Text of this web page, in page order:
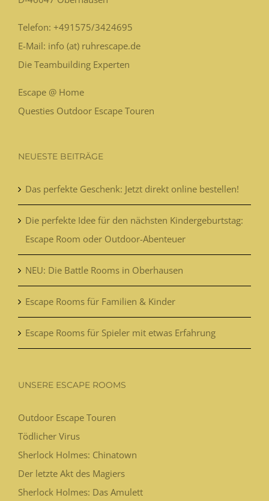
Telefon: +491575/3424695
E-Mail: info (at) ruhrescape.de
Die Teambuilding Experten
Escape @ Home
Questies Outdoor Escape Touren
NEUESTE BEITRÄGE
Das perfekte Geschenk: Jetzt direkt online bestellen!
Die perfekte Idee für den nächsten Kindergeburtstag:
Escape Room oder Outdoor-Abenteuer
NEU: Die Battle Rooms in Oberhausen
Escape Rooms für Familien & Kinder
Escape Rooms für Spieler mit etwas Erfahrung
UNSERE ESCAPE ROOMS
Outdoor Escape Touren
Tödlicher Virus
Sherlock Holmes: Chinatown
Der letzte Akt des Magiers
Sherlock Holmes: Das Amulett